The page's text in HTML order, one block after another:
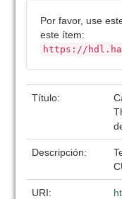
Por favor, use
este ítem:
https://
Título:
Descripción:
URI: